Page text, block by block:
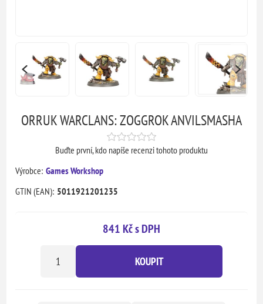
ORRUK WARCLANS: ZOGGROK ANVILSMASHA
Buďte první, kdo napíše recenzi tohoto produktu
Výrobce: Games Workshop
GTIN (EAN): 5011921201235
841 Kč s DPH
KOUPIT